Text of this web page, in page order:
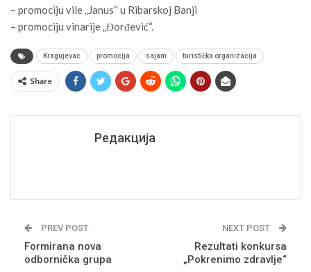
– promociju vile „Janus“ u Ribarskoj Banji
– promociju vinarije „Đorđević“.
Kragujevac promocija sajam turistička organizacija
Share
Редакција
PREV POST
Formirana nova
odbornička grupa
NEXT POST
Rezultati konkursa
„Pokrenimo zdravlje“